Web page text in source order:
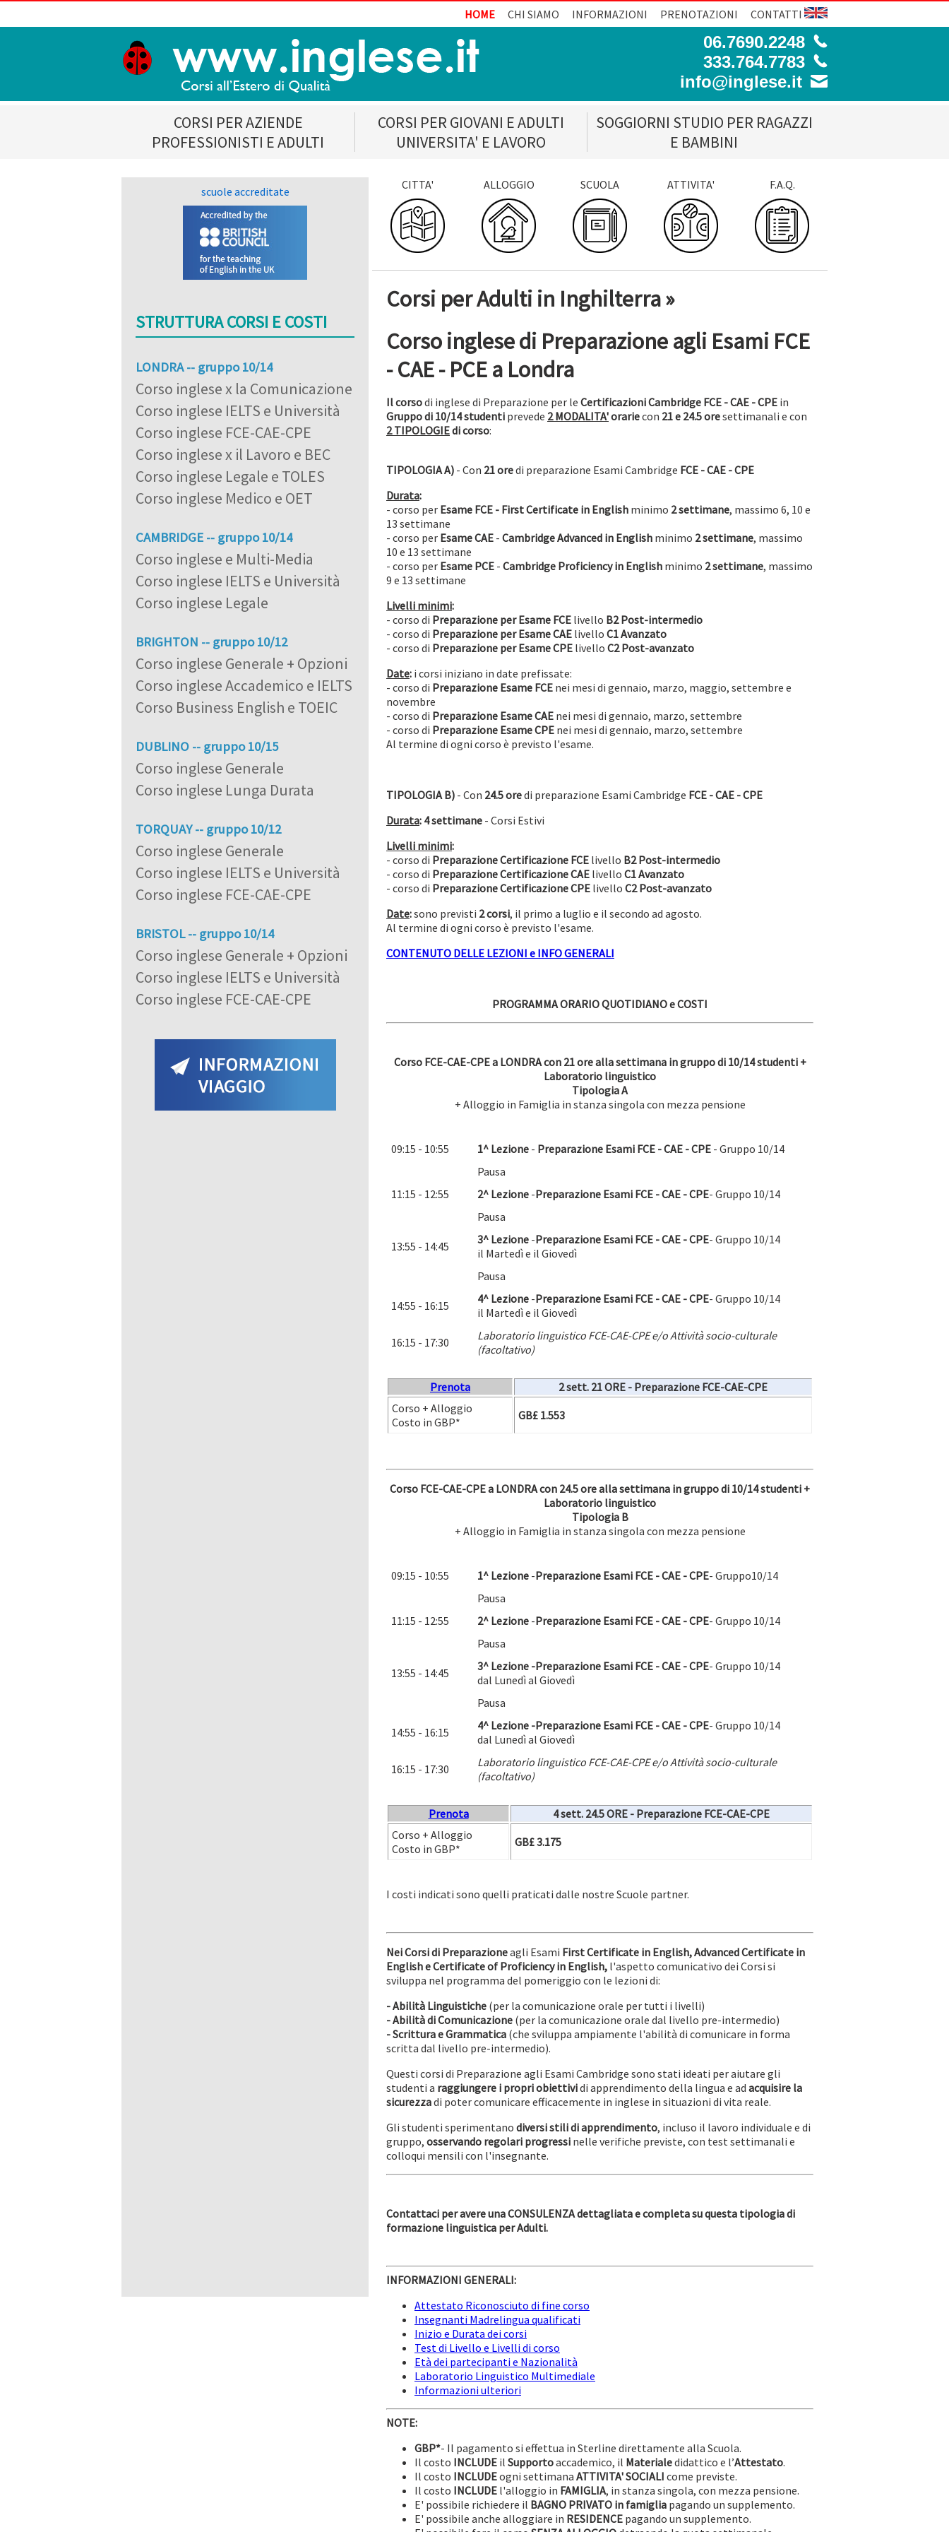
HOME CHI SIAMO INFORMAZIONI PRENOTAZIONI CONTATTI
06.7690.2248
333.764.7783
info@inglese.it
CORSI PER AZIENDE
PROFESSIONISTI E ADULTI
CORSI PER GIOVANI E ADULTI
UNIVERSITA' E LAVORO
SOGGIORNI STUDIO PER RAGAZZI
E BAMBINI
scuole accreditate
STRUTTURA CORSI E COSTI
LONDRA -- gruppo 10/14
Corso inglese x la Comunicazione
Corso inglese IELTS e Università
Corso inglese FCE-CAE-CPE
Corso inglese x il Lavoro e BEC
Corso inglese Legale e TOLES
Corso inglese Medico e OET
CAMBRIDGE -- gruppo 10/14
Corso inglese e Multi-Media
Corso inglese IELTS e Università
Corso inglese Legale
BRIGHTON -- gruppo 10/12
Corso inglese Generale + Opzioni
Corso inglese Accademico e IELTS
Corso Business English e TOEIC
DUBLINO -- gruppo 10/15
Corso inglese Generale
Corso inglese Lunga Durata
TORQUAY -- gruppo 10/12
Corso inglese Generale
Corso inglese IELTS e Università
Corso inglese FCE-CAE-CPE
BRISTOL -- gruppo 10/14
Corso inglese Generale + Opzioni
Corso inglese IELTS e Università
Corso inglese FCE-CAE-CPE
CITTA' ALLOGGIO SCUOLA ATTIVITA' F.A.Q.
Corsi per Adulti in Inghilterra »
Corso inglese di Preparazione agli Esami FCE
- CAE - PCE a Londra
Il corsodi inglese di Preparazione per le Certificazioni Cambridge FCE - CAE - CPE in
Gruppo di 10/14 studenti prevede 2 MODALITA'orariecon 21 e 24.5 oresettimanali e con
2 TIPOLOGIEdi corso:
TIPOLOGIA A) - Con 21 oredi preparazione Esami Cambridge FCE - CAE - CPE
Durata:
- corso per Esame FCE - First Certificate in English minimo 2 settimane, massimo 6, 10 e
13 settimane
- corso per Esame CAE - Cambridge Advanced in English minimo 2 settimane, massimo
10 e 13 settimane
- corso per Esame PCE - Cambridge Proficiency in English minimo 2 settimane, massimo
9 e 13 settimane
Livelli minimi:
- corso di Preparazione perEsame FCE livello B2 Post-intermedio
- corso di Preparazione per Esame CAE livello C1Avanzato
- corso di Preparazione per Esame CPE livello C2 Post-avanzato
Date: i corsi iniziano in date prefissate:
- corso di Preparazione Esame FCE nei mesi di gennaio, marzo, maggio, settembre e
novembre
- corso di Preparazione Esame CAE nei mesi di gennaio, marzo, settembre
- corso di Preparazione Esame CPE nei mesi di gennaio, marzo, settembre
Al termine di ogni corso è previsto l'esame.
TIPOLOGIA B) - Con 24.5 oredi preparazione Esami Cambridge FCE - CAE - CPE
Durata: 4 settimane - Corsi Estivi
Livelli minimi:
- corso di Preparazione Certificazione FCE livello B2 Post-intermedio
- corso di Preparazione Certificazione CAE livello C1Avanzato
- corso di Preparazione Certificazione CPE livello C2 Post-avanzato
Date:sono previsti 2 corsi, il primo a luglio e il secondo ad agosto.
Al termine di ogni corso è previsto l'esame.
CONTENUTO DELLE LEZIONI e INFO GENERALI
PROGRAMMA ORARIO QUOTIDIANO e COSTI
Corso FCE-CAE-CPE a LONDRA con 21 ore alla settimana in gruppo di 10/14 studenti +
Laboratorio linguistico
Tipologia A
+ Alloggio in Famiglia in stanza singola con mezza pensione
09:15 - 10:55 1^ Lezione - Preparazione Esami FCE - CAE - CPE - Gruppo 10/14
Pausa
11:15 - 12:55
2^ Lezione -Preparazione Esami FCE - CAE - CPE- Gruppo 10/14
Pausa
13:55 - 14:45 3^ Lezione -Preparazione Esami FCE - CAE - CPE- Gruppo 10/14
il Martedì e il Giovedì
Pausa
14:55 - 16:15 4^ Lezione -Preparazione Esami FCE - CAE - CPE- Gruppo 10/14
il Martedì e il Giovedì
16:15 - 17:30
Laboratorio linguistico FCE-CAE-CPE e/o Attività socio-culturale
(facoltativo)
Prenota 2 sett. 21 ORE - Preparazione FCE-CAE-CPE
Corso + Alloggio
Costo in GBP*
GB£ 1.553
Corso FCE-CAE-CPE a LONDRA con 24.5 ore alla settimana in gruppo di 10/14 studenti +
Laboratorio linguistico
Tipologia B
+ Alloggio in Famiglia in stanza singola con mezza pensione
09:15 - 10:55 1^ Lezione -Preparazione Esami FCE - CAE - CPE- Gruppo10/14
Pausa
11:15 - 12:55
2^ Lezione -Preparazione Esami FCE - CAE - CPE- Gruppo 10/14
Pausa
13:55 - 14:45 3^ Lezione -Preparazione Esami FCE - CAE - CPE- Gruppo 10/14
dal Lunedì al Giovedì
Pausa
14:55 - 16:15 4^ Lezione -Preparazione Esami FCE - CAE - CPE- Gruppo 10/14
dal Lunedì al Giovedì
16:15 - 17:30
Laboratorio linguistico FCE-CAE-CPE e/o Attività socio-culturale
(facoltativo)
Prenota 4 sett. 24.5 ORE - Preparazione FCE-CAE-CPE
Corso + Alloggio
Costo in GBP*
GB£ 3.175
I costi indicati sono quelli praticati dalle nostre Scuole partner.
Nei Corsi di Preparazioneagli Esami First Certificate in English, Advanced Certificate in
English e Certificate of Proficiency in English, l'aspetto comunicativo dei Corsi si
sviluppa nel programma del pomeriggio con le lezioni di:
- Abilità Linguistiche (per la comunicazione orale per tutti i livelli)
- Abilità di Comunicazione (per la comunicazione orale dal livello pre-intermedio)
- Scrittura e Grammatica (che sviluppa ampiamente l'abilità di comunicare in forma
scritta dal livello pre-intermedio).
Questi corsi di Preparazione agli Esami Cambridge sono stati ideati per aiutare gli
studenti a raggiungere i propri obiettividi apprendimento della lingua e ad acquisire la
sicurezzadi poter comunicare efficacemente in inglese in situazioni di vita reale.
Gli studenti sperimentano diversi stili di apprendimento, incluso il lavoro individuale e di
gruppo, osservando regolari progressi nelle verifiche previste, con test settimanali e
colloqui mensili con l'insegnante.
Contattaci per avere una CONSULENZA dettagliata e completa su questa tipologia di
formazione linguistica per Adulti.
INFORMAZIONI GENERALI:
Attestato Riconosciuto di fine corso
Insegnanti Madrelingua qualificati
Inizio e Durata dei corsi
Test di Livello e Livelli di corso
Età dei partecipanti e Nazionalità
Laboratorio Linguistico Multimediale
Informazioni ulteriori
NOTE:
GBP*- Il pagamento si effettua in Sterline direttamente alla Scuola.
Il costo INCLUDE il Supportoaccademico, il Materialedidattico e l’Attestato.
Il costo INCLUDEogni settimana ATTIVITA' SOCIALI come previste.
Il costo INCLUDE l'alloggio in FAMIGLIA, in stanza singola, con mezza pensione.
E' possibile richiedere il BAGNO PRIVATO in famiglia pagando un supplemento.
E' possibile anche alloggiare in RESIDENCE pagando un supplemento.